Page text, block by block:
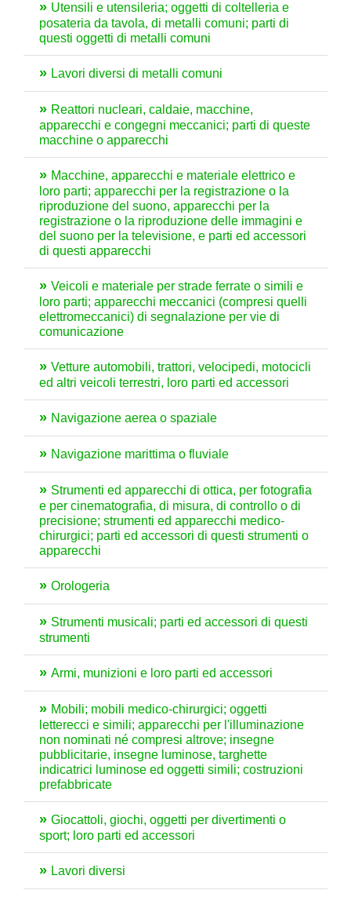
Utensili e utensileria; oggetti di coltelleria e
posateria da tavola, di metalli comuni; parti di
questi oggetti di metalli comuni
Lavori diversi di metalli comuni
Reattori nucleari, caldaie, macchine,
apparecchi e congegni meccanici; parti di queste
macchine o apparecchi
Macchine, apparecchi e materiale elettrico e
loro parti; apparecchi per la registrazione o la
riproduzione del suono, apparecchi per la
registrazione o la riproduzione delle immagini e
del suono per la televisione, e parti ed accessori
di questi apparecchi
Veicoli e materiale per strade ferrate o simili e
loro parti; apparecchi meccanici (compresi quelli
elettromeccanici) di segnalazione per vie di
comunicazione
Vetture automobili, trattori, velocipedi, motocicli
ed altri veicoli terrestri, loro parti ed accessori
Navigazione aerea o spaziale
Navigazione marittima o fluviale
Strumenti ed apparecchi di ottica, per fotografia
e per cinematografia, di misura, di controllo o di
precisione; strumenti ed apparecchi medico-
chirurgici; parti ed accessori di questi strumenti o
apparecchi
Orologeria
Strumenti musicali; parti ed accessori di questi
strumenti
Armi, munizioni e loro parti ed accessori
Mobili; mobili medico-chirurgici; oggetti
letterecci e simili; apparecchi per l'illuminazione
non nominati né compresi altrove; insegne
pubblicitarie, insegne luminose, targhette
indicatrici luminose ed oggetti simili; costruzioni
prefabbricate
Giocattoli, giochi, oggetti per divertimenti o
sport; loro parti ed accessori
Lavori diversi